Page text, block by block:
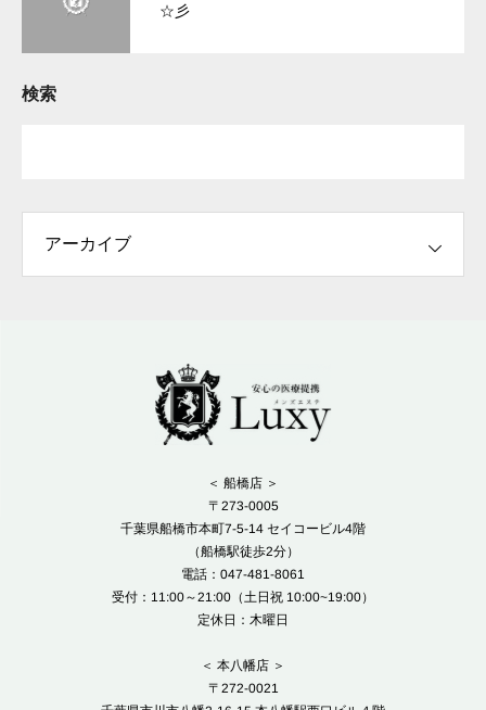
☆彡
検索
＜ 船橋店 ＞
〒273-0005
千葉県船橋市本町7-5-14 セイコービル4階
（船橋駅徒歩2分）
電話：047-481-8061
受付：11:00～21:00（土日祝 10:00~19:00）
定休日：木曜日
＜ 本八幡店 ＞
〒272-0021